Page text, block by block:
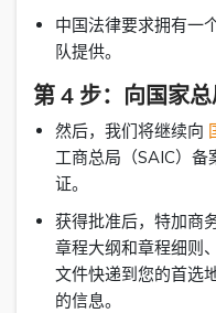
中国法律要求拥有一
队提供。
第 4 步：向国家
然后，我们将继续向
工商总局（SAIC）
证。
获得批准后，特加商
章程大纲和章程细则
文件快递到您的首选
的信息。